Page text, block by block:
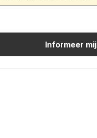
Informeer mij